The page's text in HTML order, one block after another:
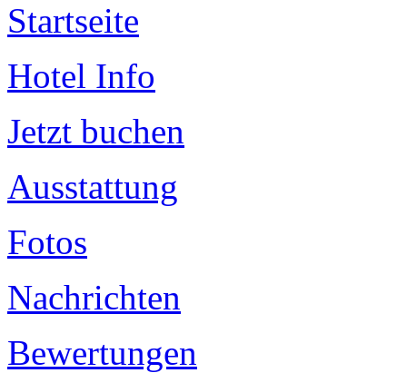
Startseite
Hotel Info
Jetzt buchen
Ausstattung
Fotos
Nachrichten
Bewertungen